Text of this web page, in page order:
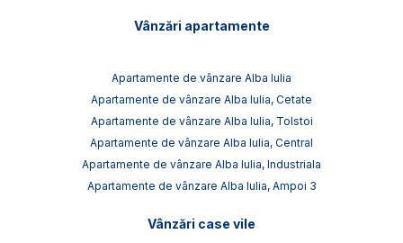
Vânzări apartamente
Apartamente de vânzare Alba Iulia
Apartamente de vânzare Alba Iulia, Cetate
Apartamente de vânzare Alba Iulia, Tolstoi
Apartamente de vânzare Alba Iulia, Central
Apartamente de vânzare Alba Iulia, Industriala
Apartamente de vânzare Alba Iulia, Ampoi 3
Vânzări case vile